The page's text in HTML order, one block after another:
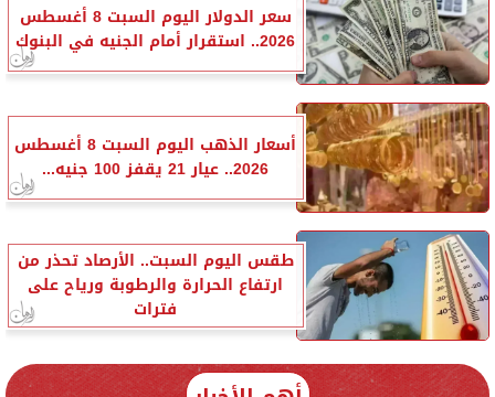
سعر الدولار اليوم السبت 8 أغسطس
2026.. استقرار أمام الجنيه في البنوك
أسعار الذهب اليوم السبت 8 أغسطس
2026.. عيار 21 يقفز 100 جنيه...
طقس اليوم السبت.. الأرصاد تحذر من
ارتفاع الحرارة والرطوبة ورياح على
فترات